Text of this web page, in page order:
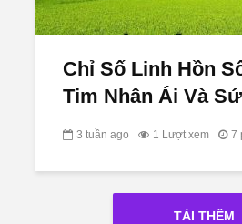
Chỉ Số Linh Hồn
Tim Nhân Ái Và
3 tuần ago 1 Lượt xem 7
TẢI THÊM